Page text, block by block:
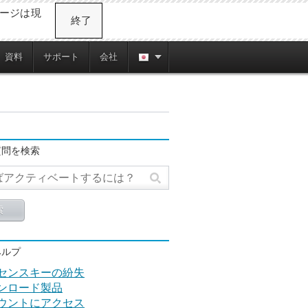
ジは現
終了
資料 サポート 会社
を検索
プ
ンスキーの紛失
ロード製品
ントにアクセス